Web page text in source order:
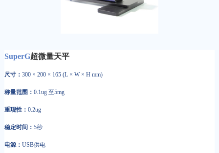
SuperG超微量天平
尺寸： 300 × 200 × 165 (L × W × H mm)
称量范围： 0.1ug 至5mg
重现性： 0.2ug
稳定时间： 5秒
电源： USB供电